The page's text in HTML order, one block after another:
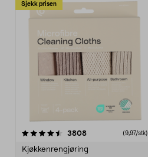
Sjekk prisen
3808anmeldelser(9,97/stk)
Kjøkkenrengjøring
4.5av 5 stjerner